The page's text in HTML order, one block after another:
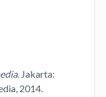
. Jakarta:
2014.